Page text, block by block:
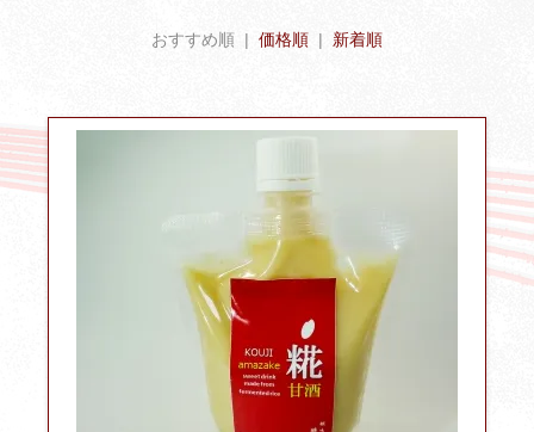
おすすめ順 | 価格順 | 新着順